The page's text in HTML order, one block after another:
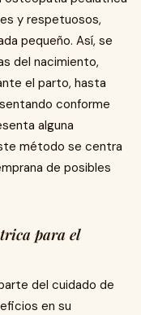
y respetuosos,
pequeño. Así, se
del nacimiento,
el parto, hasta
conforme
alguna
método se centra
de posibles
para el
del cuidado de
en su